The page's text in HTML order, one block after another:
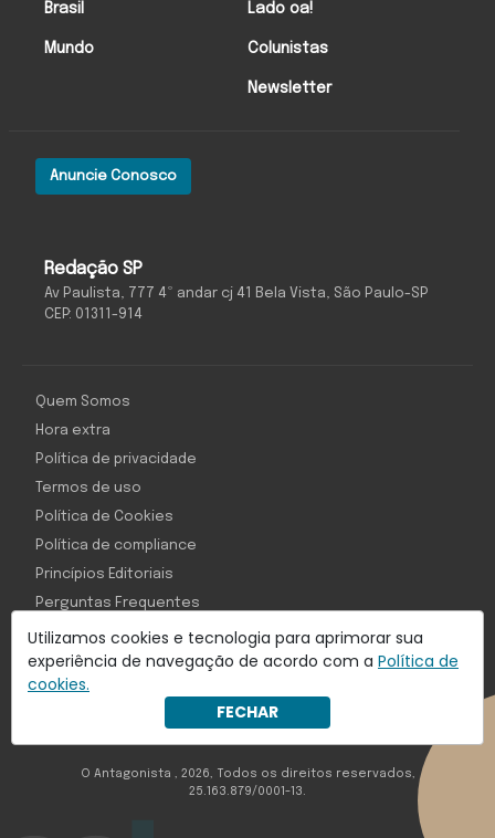
Utilizamos cookies e tecnologia para aprimorar sua
experiência de navegação de acordo com a Política de
cookies.
FECHAR
Redação SP
Av Paulista, 777 4º andar cj 41 Bela Vista, São Paulo-SP
CEP: 01311-914
Anuncie Conosco
Brasil
Mundo
Lado oa!
Colunistas
Newsletter
Com inteligência e tecnologia:
Object1ve - Marketing Solution
Quem Somos
Hora extra
Política de privacidade
Termos de uso
Política de Cookies
Política de compliance
Princípios Editoriais
Perguntas Frequentes
O Antagonista , 2026, Todos os direitos reservados,
25.163.879/0001-13.